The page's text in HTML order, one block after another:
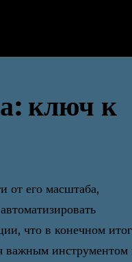
ключ к
от его масштаба,
что в конечном
важным инструментом